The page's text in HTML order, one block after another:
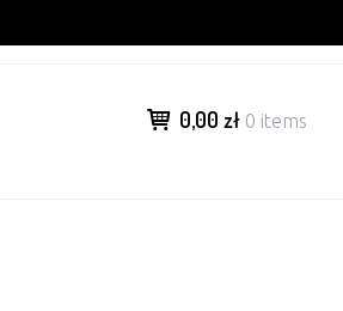
0,00 zł 0 items